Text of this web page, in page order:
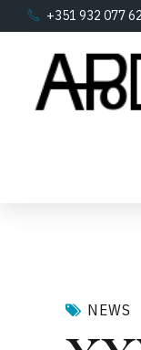
+351 932 077
NEWS